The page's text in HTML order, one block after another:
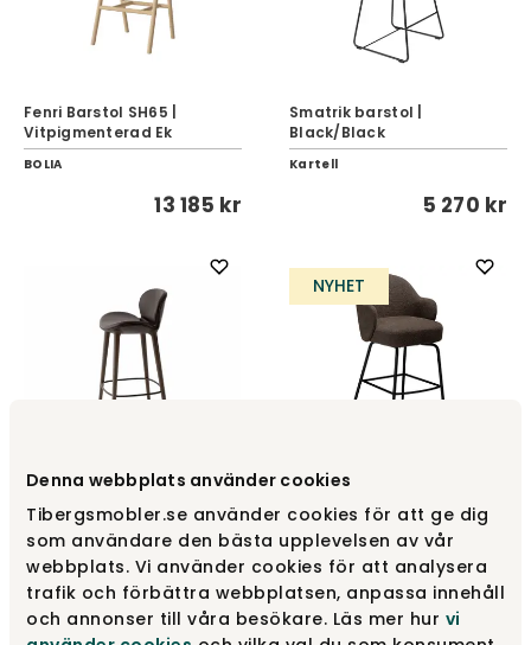
Denna webbplats använder cookies
Tibergsmobler.se använder cookies för att ge dig
som användare den bästa upplevelsen av vår
webbplats. Vi använder cookies för att analysera
trafik och förbättra webbplatsen, anpassa innehåll
och annonser till våra besökare. Läs mer hur vi
Fenri Barstol SH65 |
Vitpigmenterad Ek
BOLIA
13 185 kr
Smatrik barstol |
Black/Black
Kartell
5 270 kr
Vipp 465 Lodge Barstol |
Mörk Ek | Lädersits
Vipp
15 495 kr
NYHET
Bae Barstol | Major Brown
Bouclé
Dan-Form
5 095 kr